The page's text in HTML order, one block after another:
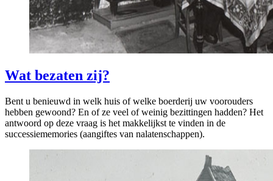
Wat bezaten zij?
Bent u benieuwd in welk huis of welke boerderij uw voorouders
hebben gewoond? En of ze veel of weinig bezittingen hadden? Het
antwoord op deze vraag is het makkelijkst te vinden in de
successiememories (aangiftes van nalatenschappen).